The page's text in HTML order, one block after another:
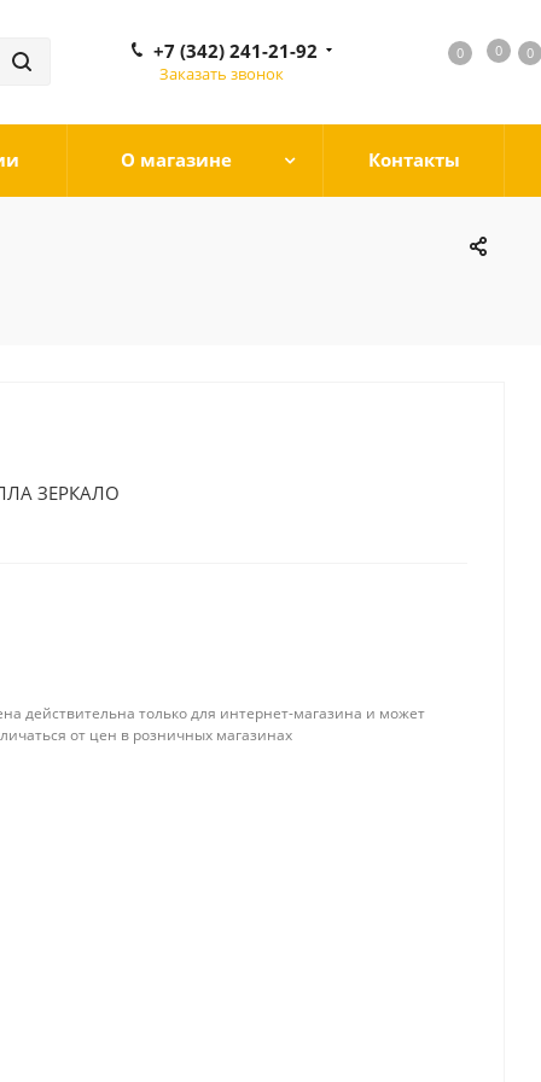
0 0 0
0
+7 (342) 241-21-92
Заказать звонок
О магазине Контакты
ЗЕРКАЛО
действительна только для интернет-магазина и может
от цен в розничных магазинах